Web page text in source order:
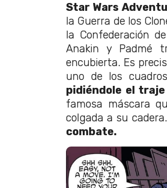
Star Wars
la Guerra de los
la Confederación
Anakin y Padmé
encubierta. Es
uno de los
pidiéndole el
famosa máscara
colgada a su cadera.
combate.